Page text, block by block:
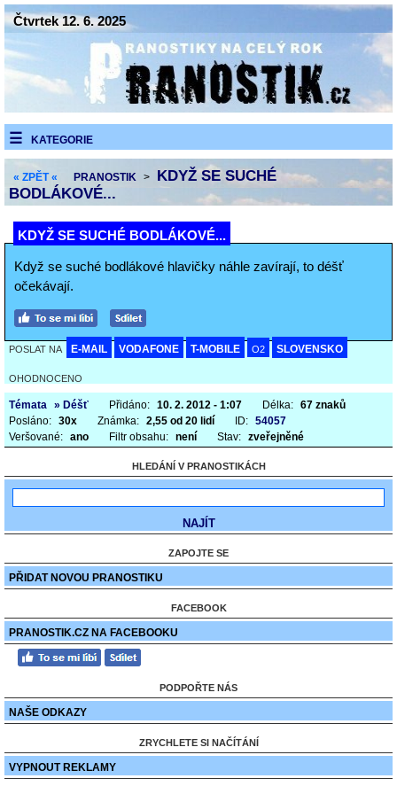
Čtvrtek 12. 6. 2025
KATEGORIE
« ZPĚT « PRANOSTIK >
KDYŽ SE SUCHÉ
BODLÁKOVÉ...
KDYŽ SE SUCHÉ BODLÁKOVÉ...
Když se suché bodlákové hlavičky náhle zavírají, to déšť
očekávají.
POSLAT NA E-MAIL VODAFONE T-MOBILE O2 SLOVENSKO
OHODNOCENO
Témata » Déšť Přidáno: 10. 2. 2012 - 1:07 Délka: 67 znaků
Posláno: 30x Známka: 2,55 od 20 lidí ID: 54057
Veršované: ano Filtr obsahu: není Stav: zveřejněné
HLEDÁNÍ V PRANOSTIKÁCH
ZAPOJTE SE
PŘIDAT NOVOU PRANOSTIKU
FACEBOOK
PRANOSTIK.CZ NA FACEBOOKU
PODPOŘTE NÁS
NAŠE ODKAZY
ZRYCHLETE SI NAČÍTÁNÍ
VYPNOUT REKLAMY